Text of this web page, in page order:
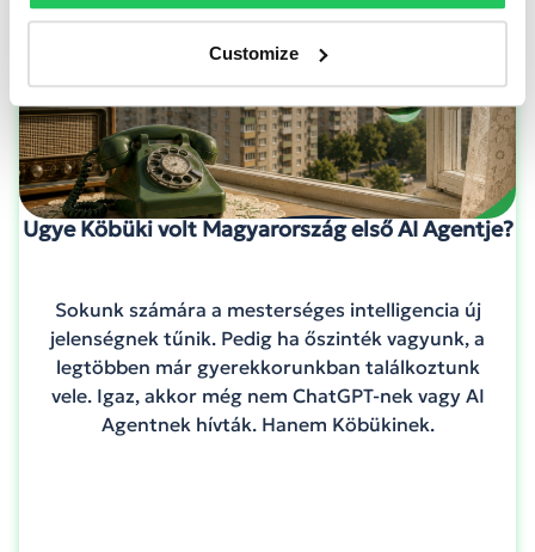
Customize
Ugye Köbüki volt Magyarország első AI Agentje?
Sokunk számára a mesterséges intelligencia új
jelenségnek tűnik. Pedig ha őszinték vagyunk, a
legtöbben már gyerekkorunkban találkoztunk
vele. Igaz, akkor még nem ChatGPT-nek vagy AI
Agentnek hívták. Hanem Köbükinek.